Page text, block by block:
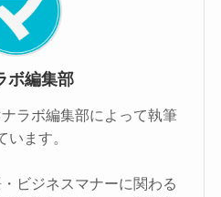
ボ編集部
ラボ編集部によって執筆
います。
ビジネスマナーに関わる